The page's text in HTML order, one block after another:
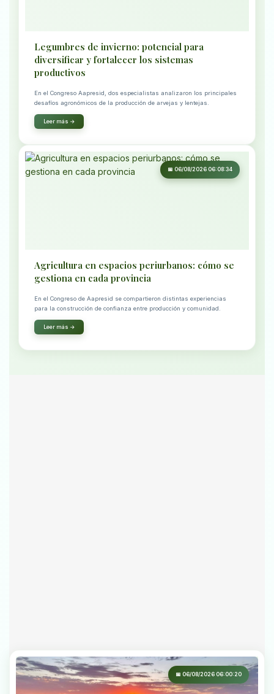
Legumbres de invierno: potencial para
diversificar y fortalecer los sistemas
productivos
En el Congreso Aapresid, dos especialistas analizaron los principales
desafíos agronómicos de la producción de arvejas y lentejas.
Leer más →
📅 06/08/2026 06:08:34
Agricultura en espacios periurbanos: cómo se
gestiona en cada provincia
En el Congreso de Aapresid se compartieron distintas experiencias
para la construcción de confianza entre producción y comunidad.
Leer más →
📅 06/08/2026 06:00:20